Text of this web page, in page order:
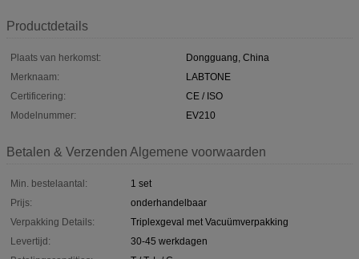
Productdetails
Plaats van herkomst:
Dongguang, China
Merknaam:
LABTONE
Certificering:
CE / ISO
Modelnummer:
EV210
Betalen & Verzenden Algemene voorwaarden
Min. bestelaantal:
1 set
Prijs:
onderhandelbaar
Verpakking Details:
Triplexgeval met Vacuümverpakking
Levertijd:
30-45 werkdagen